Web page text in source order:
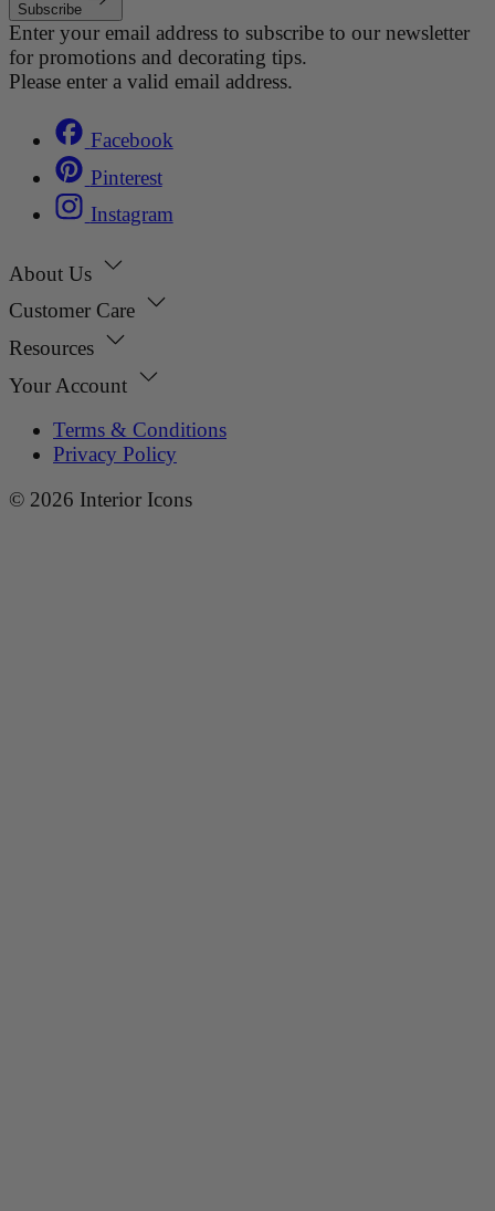
Subscribe
Enter your email address to subscribe to our newsletter
for promotions and decorating tips.
Please enter a valid email address.
Facebook
Pinterest
Instagram
About Us
Customer Care
Resources
Your Account
Terms & Conditions
Privacy Policy
© 2026 Interior Icons